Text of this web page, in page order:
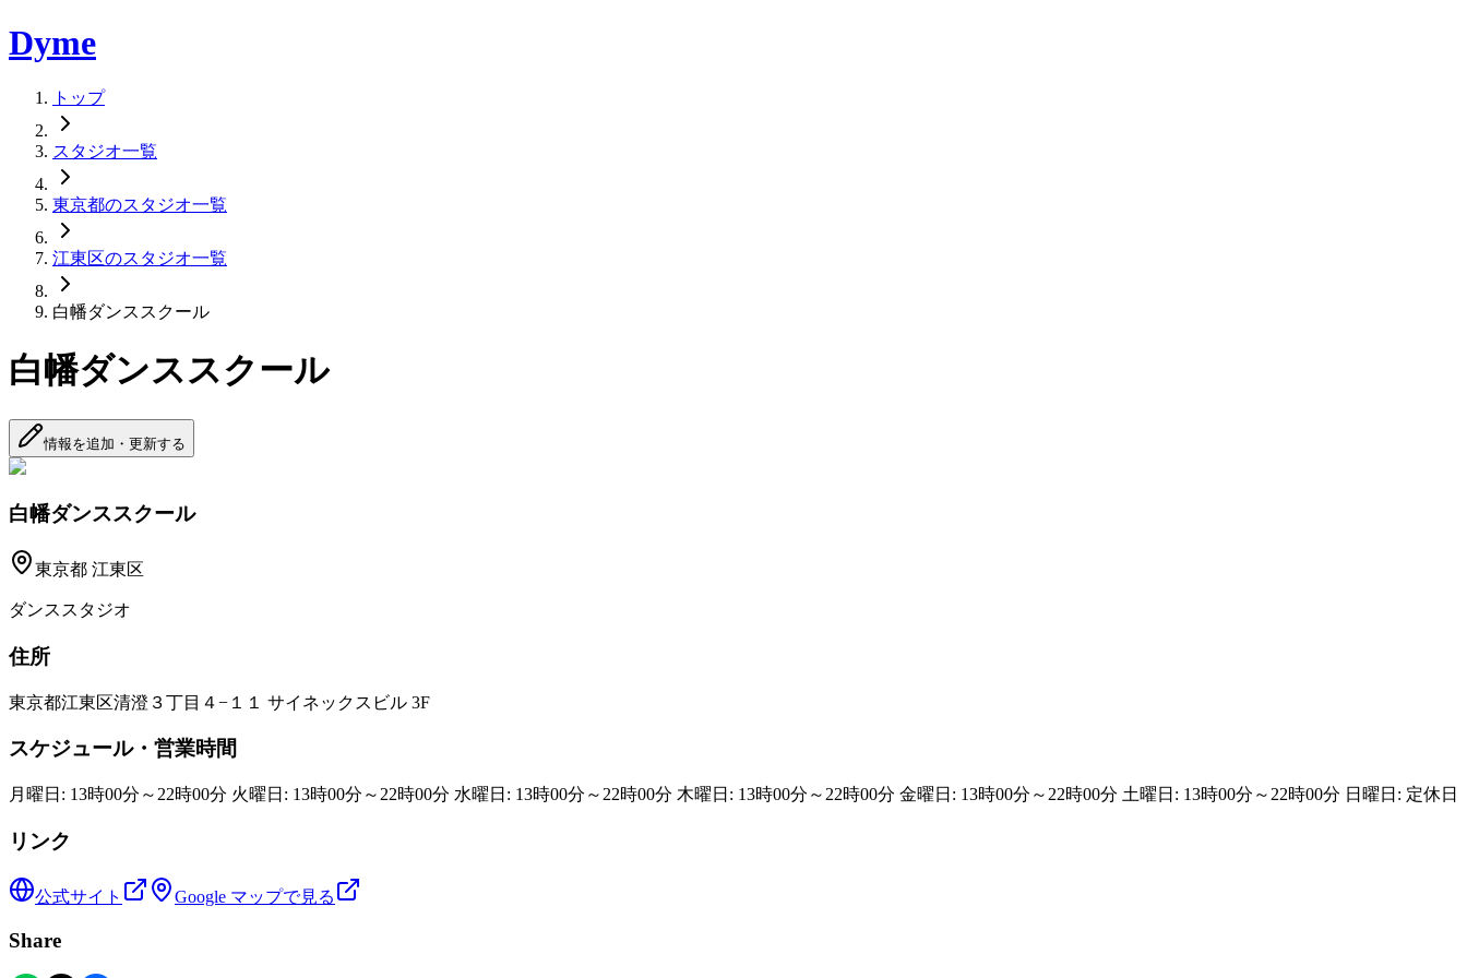
Dyme
トップ
スタジオ一覧
東京都のスタジオ一覧
江東区のスタジオ一覧
白幡ダンススクール
白幡ダンススクール
情報を追加・更新する
白幡ダンススクール
東京都 江東区
ダンススタジオ
住所
東京都江東区清澄３丁目４−１１ サイネックスビル 3F
スケジュール・営業時間
月曜日: 13時00分～22時00分 火曜日: 13時00分～22時00分 水曜日: 13時00分～22時00分 木曜日: 13時00分～22時00分 金曜日: 13時00分～22時00分 土曜日: 13時00分～22時00分 日曜日: 定休日
リンク
公式サイト Google マップで見る
Share